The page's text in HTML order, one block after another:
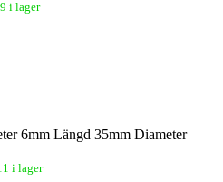
9 i lager
6mm Längd 35mm Diameter
i lager